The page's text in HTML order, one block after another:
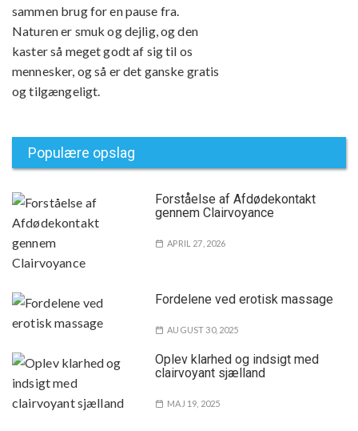
sammen brug for en pause fra.
Naturen er smuk og dejlig, og den
kaster så meget godt af sig til os
mennesker, og så er det ganske gratis
og tilgængeligt.
Populære opslag
Forståelse af Afdødekontakt
gennem Clairvoyance
APRIL 27, 2026
Fordelene ved erotisk massage
AUGUST 30, 2025
Oplev klarhed og indsigt med
clairvoyant sjælland
MAJ 19, 2025